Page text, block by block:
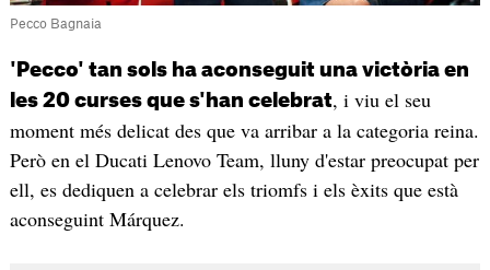
Pecco Bagnaia
'Pecco' tan sols ha aconseguit una victòria en
les 20 curses que s'han celebrat, i viu el seu
moment més delicat des que va arribar a la categoria reina.
Però en el Ducati Lenovo Team, lluny d'estar preocupat per
ell, es dediquen a celebrar els triomfs i els èxits que està
aconseguint Márquez.